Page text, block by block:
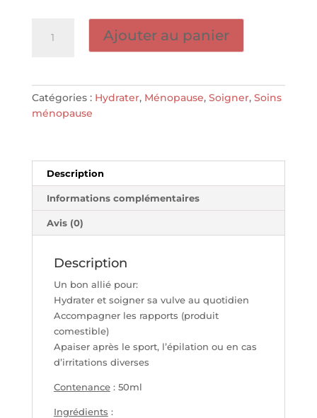
Kiff&Tout
-
SO'CUP
Ajouter au panier
Catégories : Hydrater, Ménopause, Soigner, Soins
ménopause
Description
Informations complémentaires
Avis (0)
Description
Un bon allié pour:
Hydrater et soigner sa vulve au quotidien
Accompagner les rapports (produit
comestible)
Apaiser après le sport, l’épilation ou en cas
d’irritations diverses
Contenance: 50ml
Ingrédients :